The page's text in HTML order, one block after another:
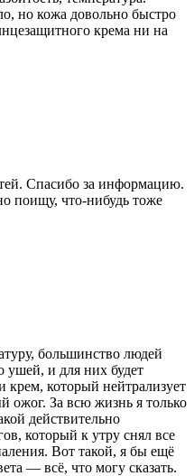
но кожа довольно быстро
крема ни на
Спасибо за информацию.
поищу, что-нибудь тоже
большинство людей
ушей, и для них будет
крем, который нейтрализует
ожог. За всю жизнь я только
действительно
который к утру снял все
Вот такой, я бы ещё
— всё, что могу сказать.